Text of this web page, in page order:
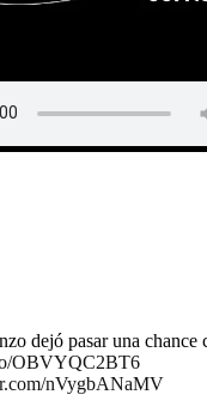
dejó pasar una chance
OBVYQC2BT6
nVygbANaMV